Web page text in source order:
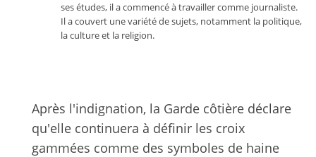
ses études, il a commencé à travailler comme journaliste.
Il a couvert une variété de sujets, notamment la politique,
la culture et la religion.
Après l'indignation, la Garde côtière déclare
qu'elle continuera à définir les croix
gammées comme des symboles de haine